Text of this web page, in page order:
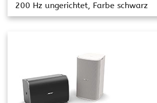
200 Hz ungerichtet, Farbe schwarz